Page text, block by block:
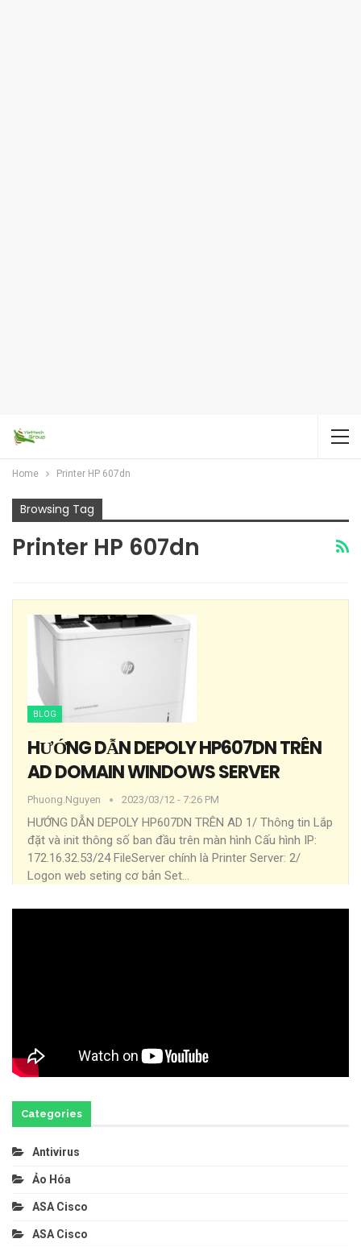
Home Printer HP 607dn
Browsing Tag
Printer HP 607dn
BLOG
HƯỚNG DẪN DEPOLY HP607DN TRÊN
AD DOMAIN WINDOWS SERVER
Phuong.nguyen 2023/03/12 - 7:26 PM
HƯỚNG DẪN DEPOLY HP607DN TRÊN AD 1/ Thông tin Lắp
đặt và init thông số ban đầu trên màn hình Cấu hình IP:
172.16.32.53/24FileServer chính là Printer Server: 2/
Logon web seting cơ bản Set…
Categories
Antivirus
Ảo Hóa
ASA Cisco
ASA Cisco